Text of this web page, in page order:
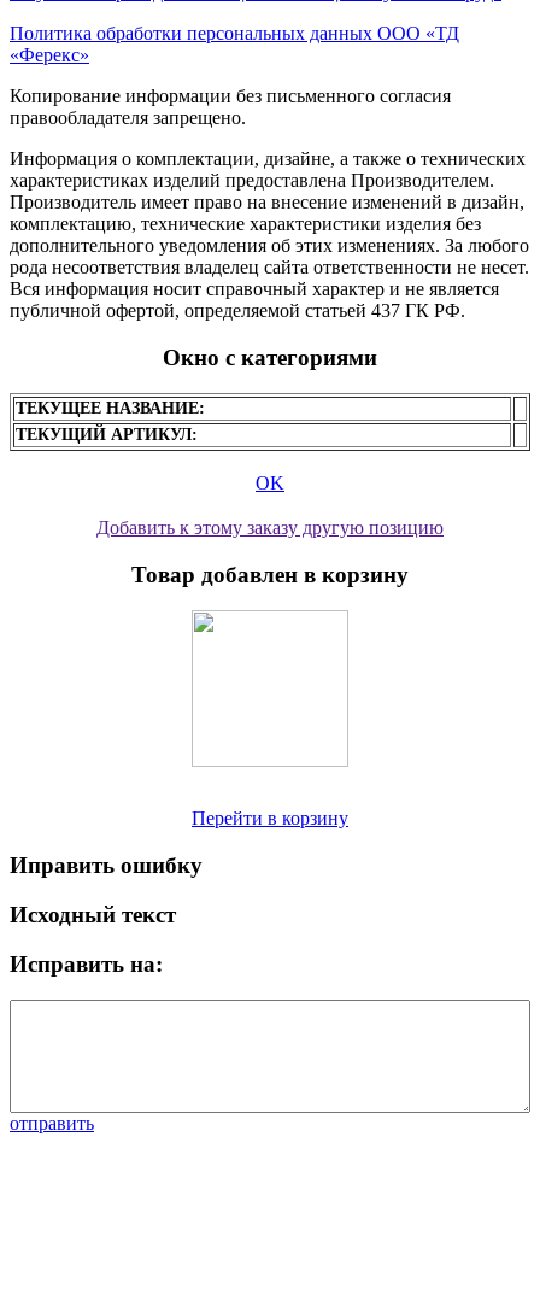
Политика обработки персональных данных ООО «ТД
«Ферекс»
Копирование информации без письменного согласия
правообладателя запрещено.
Информация о комплектации, дизайне, а также о технических
характеристиках изделий предоставлена Производителем.
Производитель имеет право на внесение изменений в дизайн,
комплектацию, технические характеристики изделия без
дополнительного уведомления об этих изменениях. За любого
рода несоответствия владелец сайта ответственности не несет.
Вся информация носит справочный характер и не является
публичной офертой, определяемой статьей 437 ГК РФ.
Окно с категориями
ТЕКУЩЕЕ НАЗВАНИЕ:
ТЕКУЩИЙ АРТИКУЛ:
OK
Добавить к этому заказу другую позицию
Товар добавлен в корзину
Перейти в корзину
Иправить ошибку
Исходный текст
Исправить на:
отправить